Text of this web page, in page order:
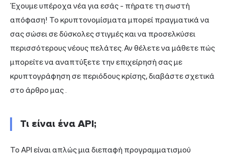
Έχουμε υπέροχα νέα για εσάς - πήρατε τη σωστή
απόφαση! Το κρυπτονομίσματα μπορεί πραγματικά να
σας σώσει σε δύσκολες στιγμές και να προσελκύσει
περισσότερους νέους πελάτες. Αν θέλετε να μάθετε πώς
μπορείτε να αναπτύξετε την επιχείρησή σας με
κρυπτογράφηση σε περιόδους κρίσης, διαβάστε σχετικά
στο άρθρο μας.
Τι είναι ένα API;
Το API είναι απλώς μια διεπαφή προγραμματισμού